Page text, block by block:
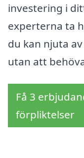
investering i
experterna ta
du kan njuta
utan att
Få 3
förpliktelser